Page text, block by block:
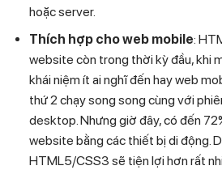
hoặc server.
Thích hợp cho web mobile:
website còn trong thời kỳ đầu, khi
khái niệm ít ai nghĩ đến hay web
thứ 2 chạy song song cùng với
desktop. Nhưng giờ đây, có đến
website bằng các thiết bị di động.
HTML5/CSS3 sẽ tiện lợi hơn rất